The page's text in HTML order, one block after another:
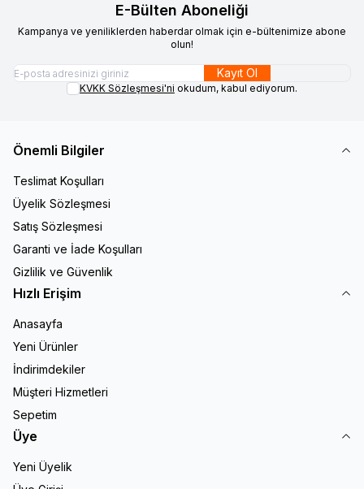
E-Bülten Aboneliği
Kampanya ve yeniliklerden haberdar olmak için e-bültenimize abone
olun!
Kayıt Ol
KVKK Sözleşmesi'ni okudum, kabul ediyorum.
Önemli Bilgiler
Teslimat Koşulları
Üyelik Sözleşmesi
Satış Sözleşmesi
Garanti ve İade Koşulları
Gizlilik ve Güvenlik
Hızlı Erişim
Anasayfa
Yeni Ürünler
İndirimdekiler
Müşteri Hizmetleri
Sepetim
Üye
Yeni Üyelik